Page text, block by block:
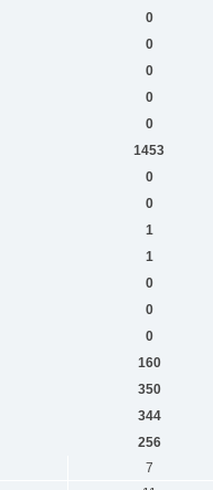
0
0
0
0
0
1453
0
0
1
1
0
0
0
160
350
344
256
7